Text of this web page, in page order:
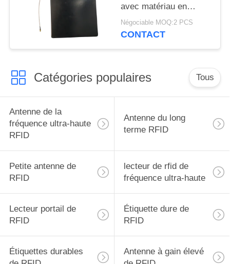
POLITIQUE
avec matériau en
aluminium plastique
Négociable MOQ:2 PCS
CONTACT
Catégories populaires Tous
Antenne de la
fréquence ultra-haute
RFID
Antenne du long
terme RFID
Petite antenne de
RFID
lecteur de rfid de
fréquence ultra-haute
Lecteur portail de
RFID
Étiquette dure de
RFID
Étiquettes durables
Antenne à gain élevé